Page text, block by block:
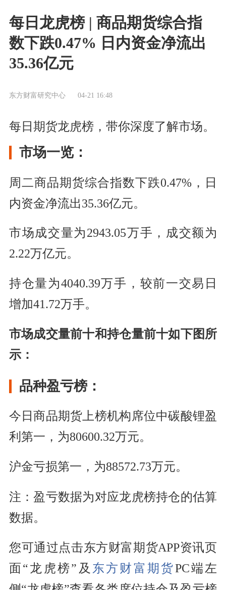
每日龙虎榜 | 商品期货综合指
数下跌0.47% 日内资金净流出
35.36亿元
东方财富研究中心 04-21 16:48
每日期货龙虎榜，带你深度了解市场。
市场一览：
周二商品期货综合指数下跌0.47%，日
内资金净流出35.36亿元。
市场成交量为2943.05万手，成交额为
2.22万亿元。
持仓量为4040.39万手，较前一交易日
增加41.72万手。
市场成交量前十和持仓量前十如下图所
示：
品种盈亏榜：
今日商品期货上榜机构席位中碳酸锂盈
利第一，为80600.32万元。
沪金亏损第一，为88572.73万元。
注：盈亏数据为对应龙虎榜持仓的估算
数据。
您可通过点击东方财富期货APP资讯页
面“龙虎榜”及 东方财富 期货PC端左